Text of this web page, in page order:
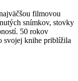
filmovou
snímkov, stovky
50 rokov
svojej knihe priblížila